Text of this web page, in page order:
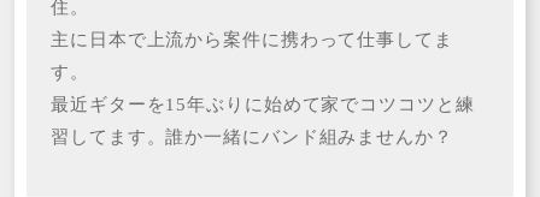
住。
主に日本で上流から案件に携わって仕事してま
す。
最近ギターを15年ぶりに始めて家でコツコツと練
習してます。誰か一緒にバンド組みませんか？